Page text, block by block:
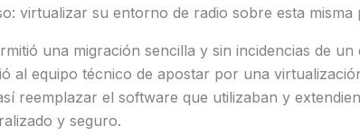
virtualizar su entorno de radio sobre esta misma
una migración sencilla y sin incidencias de un
al equipo técnico de apostar por una
reemplazar el software que utilizaban y
y seguro.